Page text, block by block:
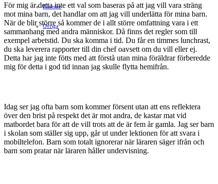
Kåserier
Ovriga
För mig är detta inte ett val som baseras på att jag vill vara sträng
mot mina barn, det handlar om att jag vill underlätta för mina barn.
När de blir större så kommer de i allt större omfattning vara i ett
sammanhang med andra människor. Då finns det regler som till
exempel arbetstid. Du ska komma i tid. Du får en timmes lunchrast,
du ska leverera rapporter till din chef oavsett om du vill eller ej.
Detta har jag inte fötts med att förstå utan mina föräldrar förberedde
mig för detta i god tid innan jag skulle flytta hemifrån.
Idag ser jag ofta barn som kommer försent utan att ens reflektera
över den brist på respekt det är mot andra, de kastar mat vid
matbordet bara för att de vill trots att de är fem år gamla. Jag ser barn
i skolan som ställer sig upp, går ut under lektionen för att svara i
mobiltelefon. Barn som totalt ignorerar när läraren säger ifrån och
barn som pratar när läraren håller undervisning.